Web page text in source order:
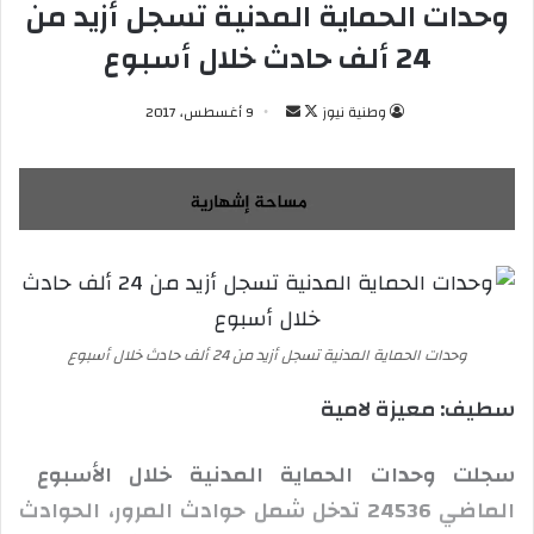
وحدات الحماية المدنية تسجل أزيد من
24 ألف حادث خلال أسبوع
وطنية نيوز
ت
ب
ع
ع
ى
X
س
ل
ب
د
إ
ر
و
9 أغسطس، 2017
وحدات الحماية المدنية تسجل أزيد من 24 ألف حادث خلال أسبوع
سطيف: معيزة لامية
سجلت وحدات الحماية المدنية خلال الأسبوع
الماضي 24536 تدخل شمل حوادث المرور، الحوادث